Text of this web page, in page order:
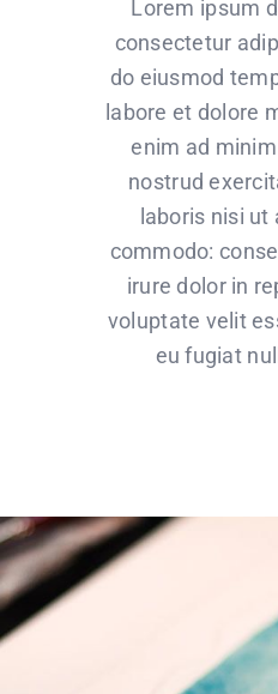
Lorem ipsum
consectetur
do eiusmod
labore et dolore
enim ad
nostrud
laboris nisi ut
commodo:
irure dolor in
voluptate velit
eu fugiat